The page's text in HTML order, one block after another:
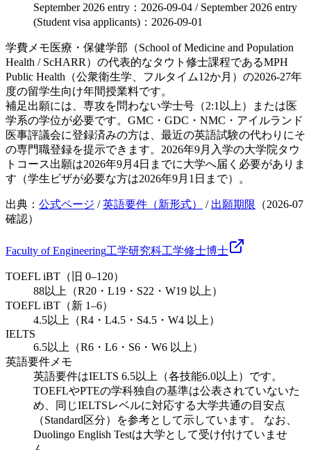
September 2026 entry：2026-09-04 / September 2026 entry
(Student visa applicants)：2026-09-01
学費メモ医療・保健学部（School of Medicine and Population
Health / ScHARR）の代表的なタウト修士課程であるMPH
Public Health（公衆衛生学、フルタイム12か月）の2026-27年
度の留学生向け年間授業料です。
補足出願には、専攻を問わない学士号（2:1以上）または医
学系の学位が必要です。GMC・GDC・NMC・アイルランド
医事評議会に登録済みの方は、最近の英語試験の代わりにそ
の専門職登録を提示できます。2026年9月入学の大学院タウ
トコース出願は2026年9月4日までに大学へ届く必要がありま
す（学生ビザが必要な方は2026年9月1日まで）。
出典： 公式ページ /英語要件（新形式） / 出願期限 （2026-07
確認）
Faculty of Engineering工学研究科工学修士博士
TOEFL iBT（旧 0–120）
88以上（R20・L19・S22・W19 以上）
TOEFL iBT（新 1–6）
4.5以上（R4・L4.5・S4.5・W4 以上）
IELTS
6.5以上（R6・L6・S6・W6 以上）
英語要件メモ
英語要件はIELTS 6.5以上（各技能6.0以上）です。
TOEFLやPTEの学科独自の基準は公表されていないた
め、同じIELTSレベルに対応する大学共通の目安点
（Standard区分）を参考として示しています。 なお、
Duolingo English Testは大学として受け付けていませ